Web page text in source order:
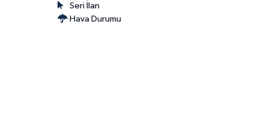
Seri İlan
Hava Durumu